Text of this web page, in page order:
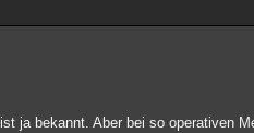
ja bekannt. Aber bei so operativen